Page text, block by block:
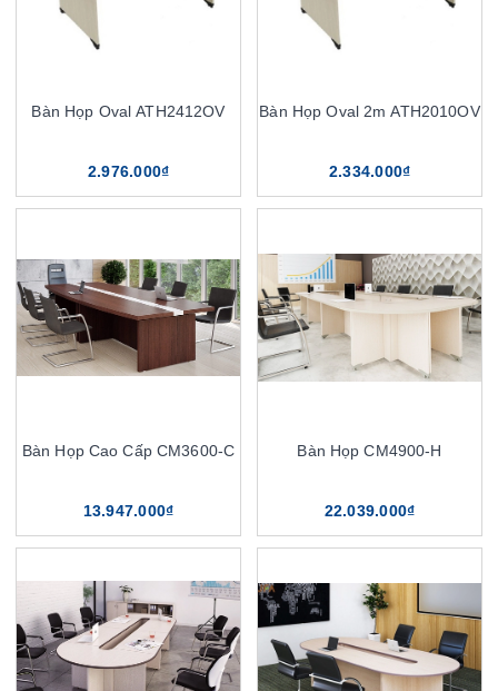
Bàn Họp Oval ATH2412OV
2.976.000₫
Bàn Họp Oval 2m ATH2010OV
2.334.000₫
Bàn Họp Cao Cấp CM3600-C
13.947.000₫
Bàn Họp CM4900-H
22.039.000₫